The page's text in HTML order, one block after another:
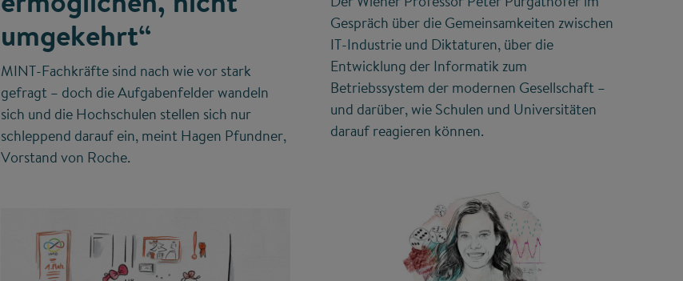
umgekehrt“
MINT-Fachkräfte sind nach wie vor stark
gefragt – doch die Aufgabenfelder wandeln
sich und die Hochschulen stellen sich nur
schleppend darauf ein, meint Hagen Pfundner,
Vorstand von Roche.
Gespräch über die Gemeinsamkeiten zwischen
IT-Industrie und Diktaturen, über die
Entwicklung der Informatik zum
Betriebssystem der modernen Gesellschaft –
und darüber, wie Schulen und Universitäten
darauf reagieren können.